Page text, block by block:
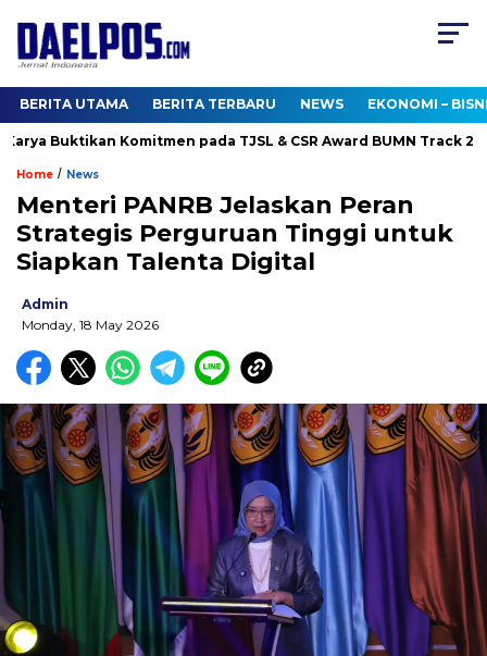
BERITA UTAMA BERITA TERBARU NEWS EKONOMI –
Buktikan Komitmen pada TJSL & CSR Award BUMN Track 2026
Home / News
Menteri PANRB Jelaskan Peran
Strategis Perguruan Tinggi untuk
Siapkan Talenta Digital
Admin
Monday, 18 May 2026